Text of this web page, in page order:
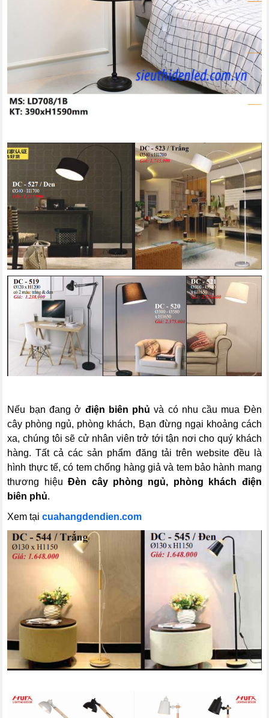
Nếu bạn đang ở điện biên phủ và có nhu cầu mua Đèn
cây phòng ngủ, phòng khách, Bạn đừng ngại khoảng cách
xa, chúng tôi sẽ cử nhân viên trở tới tận nơi cho quý khách
hàng. Tất cả các sản phẩm đăng tải trên website đều là
hình thực tế, có tem chống hàng giả và tem bảo hành mang
thương hiệuĐèn cây phòng ngủ, phòng khách điện
biên phủ.
Xem tạicuahangdendien.com